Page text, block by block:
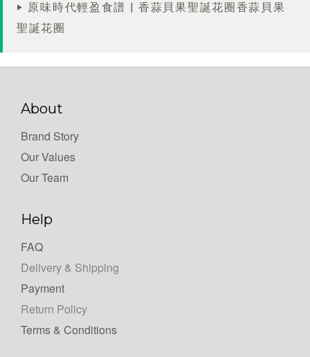
‣ 原味時代輕盈食譜 | 香蒜貝果聖誕花圈香蒜貝果
聖誕花圈
About
Brand Story
Our Values
Our Team
Help
FAQ
Delivery & Shipping
Payment
Return Policy
Terms & Conditions